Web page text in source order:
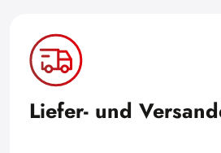
Liefer- und